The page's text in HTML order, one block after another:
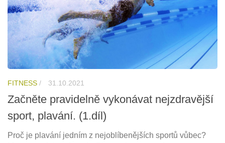
FITNESS / 31.10.2021
Začněte pravidelně vykonávat nejzdravější
sport, plavání. (1.díl)
Proč je plavání jedním z nejoblíbenějších sportů vůbec?